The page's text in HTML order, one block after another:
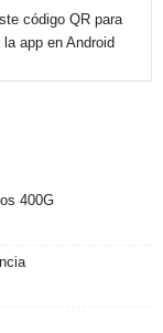
código QR para
app en Android
400G